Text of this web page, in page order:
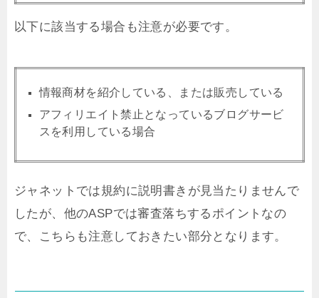
以下に該当する場合も注意が必要です。
情報商材を紹介している、または販売している
アフィリエイト禁止となっているブログサービ
スを利用している場合
ジャネットでは規約に説明書きが見当たりませんで
したが、他のASPでは審査落ちするポイントなの
で、こちらも注意しておきたい部分となります。